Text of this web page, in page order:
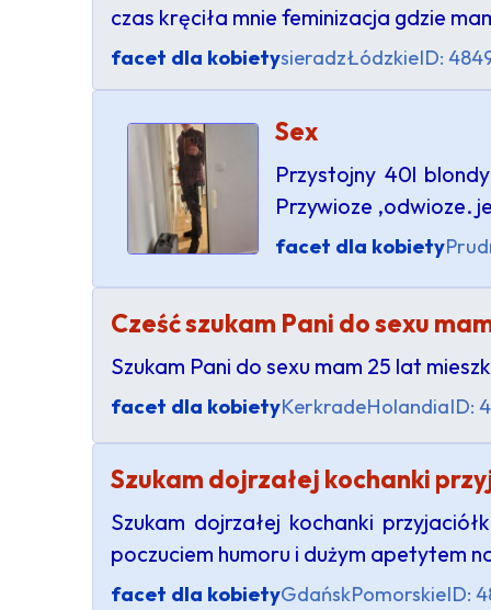
czas kręciła mnie feminizacja gdzie
facet dla kobietysieradzŁódzkieID:
Sex
Przystojny 40l
Przywioze ,odwioze.
facet dla kobiety
Cześć szukam Pani do sexu
Szukam Pani do sexu mam 25 lat
facet dla kobietyKerkradeHolandiaID:
Szukam dojrzałej kochanki
Szukam dojrzałej kochanki
poczuciem humoru i dużym apetytem
facet dla kobietyGdańskPomorskieID: